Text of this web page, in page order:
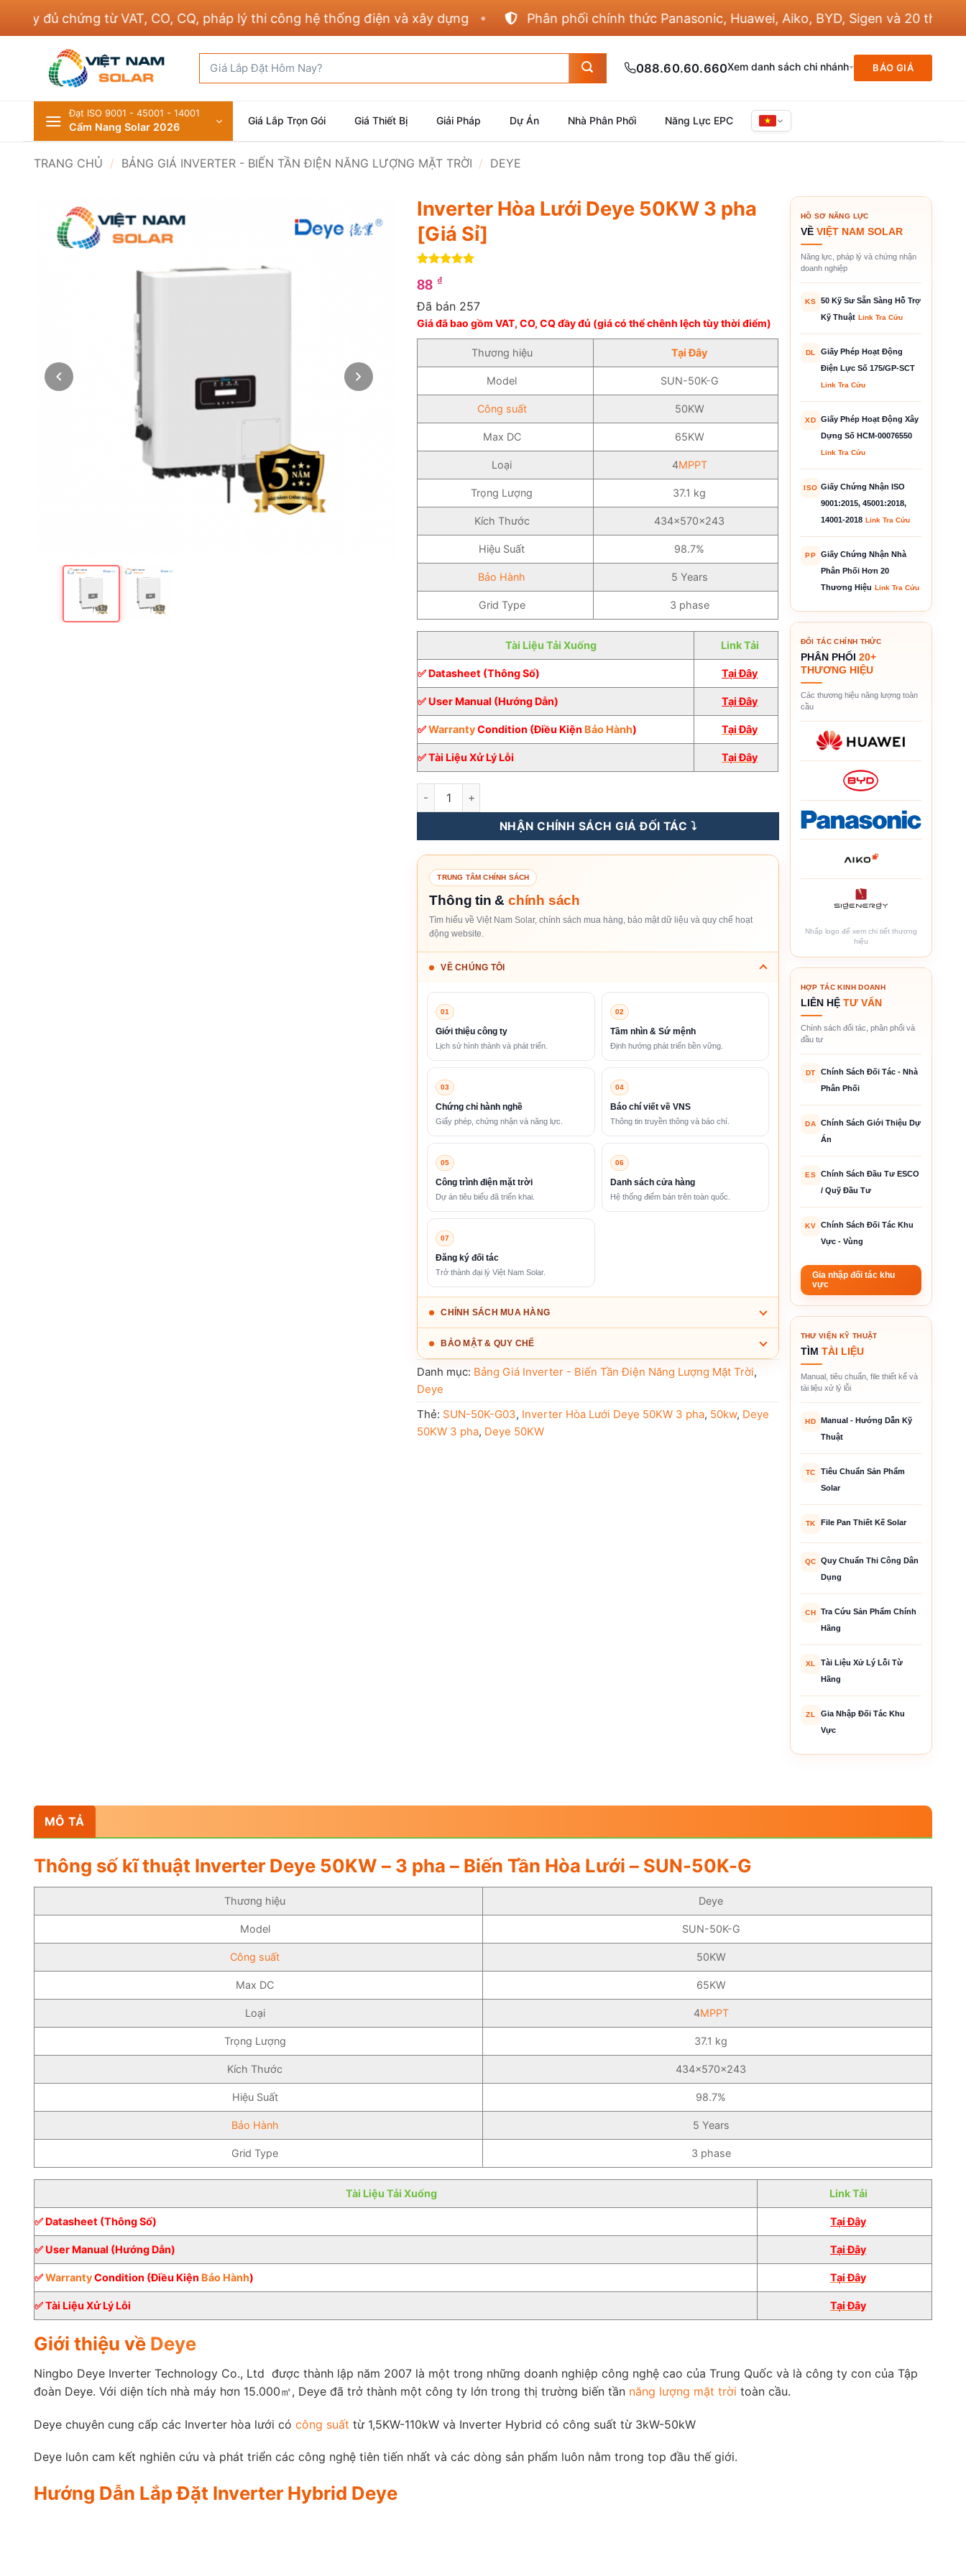
đủ chứng từ VAT, CO, CQ, pháp lý thi công hệ thống điện và xây dựng Phân phối chính thức Panasonic, Huawei, Aiko, BYD, Sigen và 20 thương
kiếm:
088.60.60.660Xem danh sách chi nhánh BÁO GIÁ
Đạt ISO 9001 - 45001 - 14001
Cẩm Nang Solar 2026 Giá Lắp Trọn Gói Giá Thiết Bị Giải Pháp Dự Án Nhà Phân Phối Năng Lực EPC
TRANG CHỦ / BẢNG GIÁ INVERTER - BIẾN TẦN ĐIỆN NĂNG LƯỢNG MẶT TRỜI / DEYE
Inverter Hòa Lưới Deye 50KW 3 pha
[Giá Sỉ]
trên 5
dựa trên
88 ₫
Đã bán 257
Giá đã bao gồm VAT, CO, CQ đầy đủ (giá có thể chênh lệch tùy thời điểm)
Thương hiệu Tại Đây
Model SUN-50K-G
Công suất 50KW
Max DC 65KW
Loại 4MPPT
Trọng Lượng 37.1 kg
Kích Thước 434×570×243
Hiệu Suất 98.7%
Bảo Hành 5 Years
Grid Type 3 phase
Tài Liệu Tải Xuống Link Tải
✅ Datasheet (Thông Số) Tại Đây
✅ User Manual (Hướng Dẫn) Tại Đây
✅WarrantyCondition (Điều Kiện Bảo Hành) TạiĐây
✅ Tài Liệu Xử Lý Lỗi Tại Đây
Inverter Hòa Lưới Deye 50KW 3 pha [Giá Sỉ] số lượng
NHẬN CHÍNH SÁCH GIÁ ĐỐI TÁC ⤵️
TRUNG TÂM CHÍNH SÁCH
Thông tin & chính sách
Tìm hiểu về Việt Nam Solar, chính sách mua hàng, bảo mật dữ liệu và quy chế hoạt
động website.
VỀ CHÚNG TÔI
01
Giới thiệu công ty
Lịch sử hình thành và phát triển.
02
Tầm nhìn & Sứ mệnh
Định hướng phát triển bền vững.
03
Chứng chỉ hành nghề
Giấy phép, chứng nhận và năng lực.
04
Báo chí viết về VNS
Thông tin truyền thông và báo chí.
05
Công trình điện mặt trời
Dự án tiêu biểu đã triển khai.
06
Danh sách cửa hàng
Hệ thống điểm bán trên toàn quốc.
07
Đăng ký đối tác
Trở thành đại lý Việt Nam Solar.
CHÍNH SÁCH MUA HÀNG
BẢO MẬT & QUY CHẾ
Danh mục: Bảng Giá Inverter - Biến Tần Điện Năng Lượng Mặt Trời,
Deye
Thẻ: SUN-50K-G03, Inverter Hòa Lưới Deye 50KW 3 pha, 50kw, Deye
50KW 3 pha, Deye 50KW
HỒ SƠ NĂNG LỰC
VỀ VIỆT NAM SOLAR
Năng lực, pháp lý và chứng nhận
doanh nghiệp
KS
50 Kỹ Sư Sẵn Sàng Hỗ Trợ
Kỹ Thuật Link Tra Cứu
DL
Giấy Phép Hoạt Động
Điện Lực Số 175/GP-SCT
Link Tra Cứu
XD
Giấy Phép Hoạt Động Xây
Dựng Số HCM-00076550
Link Tra Cứu
ISO Giấy Chứng Nhận ISO
9001:2015, 45001:2018,
14001-2018 Link Tra Cứu
PP
Giấy Chứng Nhận Nhà
Phân Phối Hơn 20
Thương Hiệu Link Tra Cứu
ĐỐI TÁC CHÍNH THỨC
PHÂN PHỐI 20+
THƯƠNG HIỆU
Các thương hiệu năng lượng toàn
cầu
Nhấp logo để xem chi tiết thương
hiệu
HỢP TÁC KINH DOANH
LIÊN HỆ TƯ VẤN
Chính sách đối tác, phân phối và
đầu tư
DT
Chính Sách Đối Tác - Nhà
Phân Phối
DA
Chính Sách Giới Thiệu Dự
Án
ES
Chính Sách Đầu Tư ESCO
/ Quỹ Đầu Tư
KV
Chính Sách Đối Tác Khu
Vực - Vùng
Gia nhập đối tác khu
vực
THƯ VIỆN KỸ THUẬT
TÌM TÀI LIỆU
Manual, tiêu chuẩn, file thiết kế và
tài liệu xử lý lỗi
HD
Manual - Hướng Dẫn Kỹ
Thuật
TC
Tiêu Chuẩn Sản Phẩm
Solar
TK File Pan Thiết Kế Solar
QC
Quy Chuẩn Thi Công Dân
Dụng
CH
Tra Cứu Sản Phẩm Chính
Hãng
XL
Tài Liệu Xử Lý Lỗi Từ
Hãng
ZL
Gia Nhập Đối Tác Khu
Vực
MÔ TẢ
Thông số kĩ thuật Inverter Deye 50KW – 3 pha – Biến Tần Hòa Lưới – SUN-50K-G
Thương hiệu Deye
Model SUN-50K-G
Công suất 50KW
Max DC 65KW
Loại 4MPPT
Trọng Lượng 37.1 kg
Kích Thước 434×570×243
Hiệu Suất 98.7%
Bảo Hành 5 Years
Grid Type 3 phase
Tài Liệu Tải Xuống Link Tải
✅ Datasheet (Thông Số) Tại Đây
✅ User Manual (Hướng Dẫn) Tại Đây
✅WarrantyCondition (Điều Kiện Bảo Hành) TạiĐây
✅ Tài Liệu Xử Lý Lỗi Tại Đây
Giới thiệu về Deye
Ningbo Deye Inverter Technology Co., Ltd được thành lập năm 2007 là một trong những doanh nghiệp công nghệ cao của Trung Quốc và là công ty con của Tập
đoàn Deye. Với diện tích nhà máy hơn 15.000㎡, Deye đã trở thành một công ty lớn trong thị trường biến tần năng lượng mặt trời toàn cầu.
Deye chuyên cung cấp các Inverter hòa lưới có công suất từ ​​1,5KW-110kW và Inverter Hybrid có công suất từ 3kW-50kW
Deye luôn cam kết nghiên cứu và phát triển các công nghệ tiên tiến nhất và các dòng sản phẩm luôn nằm trong top đầu thế giới.
Hướng Dẫn Lắp Đặt Inverter Hybrid Deye